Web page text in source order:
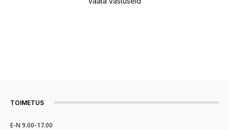
TOIMETUS
E-N 9.00-17.00